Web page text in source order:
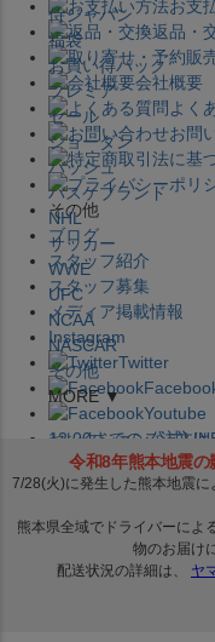
お支
返品・
会社概要
よく
お問
その他
ブログ
スタッフ紹介
スタッフ募集
メディア掲載情報
Instagram
Twitter
Youtube
セレクション公式
侍ジャパン
福袋
お買い得パック
プレミア
セール
ジョーダン
バッシュ
バスケブランド
NHL
サッカー
WWE
UFC
NCAA
NASCAR
その他
MORE ▼
12:00までのご注文は
在庫品は 1-3営業日内